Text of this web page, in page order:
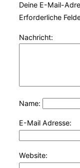
Deine E-Mail-
Erforderliche
Nachricht:
Name:
E-Mail Adresse:
Website: